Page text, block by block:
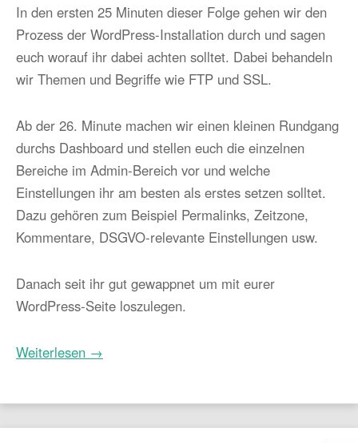
In den ersten 25 Minuten dieser Folge gehen wir den
Prozess der WordPress-Installation durch und sagen
euch worauf ihr dabei achten solltet. Dabei behandeln
wir Themen und Begriffe wie FTP und SSL.
Ab der 26. Minute machen wir einen kleinen Rundgang
durchs Dashboard und stellen euch die einzelnen
Bereiche im Admin-Bereich vor und welche
Einstellungen ihr am besten als erstes setzen solltet.
Dazu gehören zum Beispiel Permalinks, Zeitzone,
Kommentare, DSGVO-relevante Einstellungen usw.
Danach seit ihr gut gewappnet um mit eurer
WordPress-Seite loszulegen.
Weiterlesen →